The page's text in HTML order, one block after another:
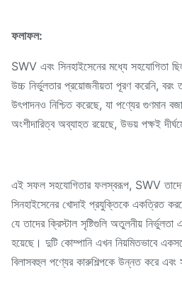
ফলাফল:
SWV এবং সিনহাইসেনের মধ্যে সহযোগিতা
উচ্চ নির্ভুলতার প্রয়োজনীয়তা পূরণ করেনি,
উৎপাদনও নিশ্চিত করেছে, যা পণ্যের গুণমান
অংশীদারিত্ব অব্যাহত রয়েছে, উভয় পক্ষই
এই সফল সহযোগিতার ফলস্বরূপ, SWV তাদের
সিনহাইসেনের খোদাই প্রযুক্তিকে একত্রিত
যে তাদের ক্রিস্টাল সৃষ্টিগুলি অতুলনীয়
হয়েছে। দুটি কোম্পানি এখন নিয়মিতভাবে
বিলাসবহুল পণ্যের কারুশিল্পকে উন্নত করে এবং